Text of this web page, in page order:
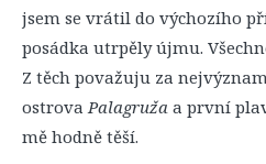
jsem se vrátil do výchozího
posádka utrpěly újmu.
Z těch považuju za
ostrovaPalagruža a první
mě hodně těší.